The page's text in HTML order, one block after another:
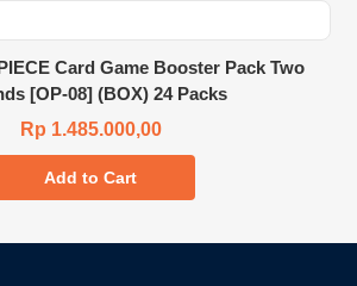
Card Game Booster Pack Two
[OP-08] (BOX) 24 Packs
Rp 1.485.000,00
Add to Cart